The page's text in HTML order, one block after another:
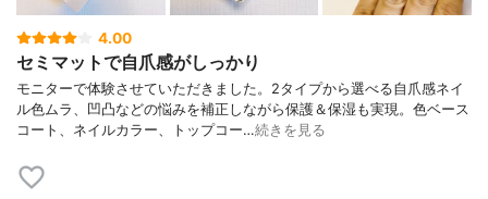
4.00
セミマットで自爪感がしっかり
モニターで体験させていただきました。2タイプから選べる自爪感ネイ
ル色ムラ、凹凸などの悩みを補正しながら保護＆保湿も実現。色ベース
コート、ネイルカラー、トップコー…続きを見る